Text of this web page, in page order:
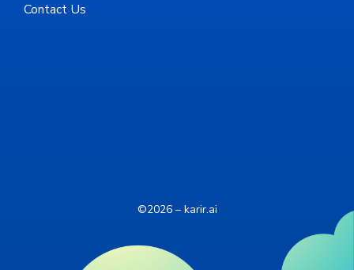
Contact Us
©2026 – karir.ai